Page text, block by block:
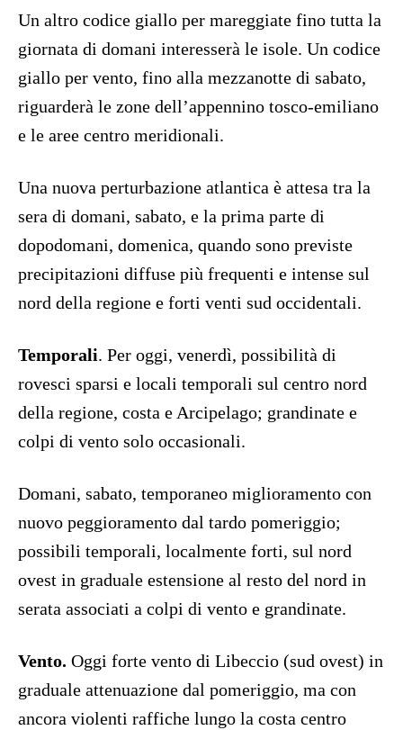
Un altro codice giallo per mareggiate fino tutta la
giornata di domani interesserà le isole. Un codice
giallo per vento, fino alla mezzanotte di sabato,
riguarderà le zone dell’appennino tosco-emiliano
e le aree centro meridionali.
Una nuova perturbazione atlantica è attesa tra la
sera di domani, sabato, e la prima parte di
dopodomani, domenica, quando sono previste
precipitazioni diffuse più frequenti e intense sul
nord della regione e forti venti sud occidentali.
Temporali. Per oggi, venerdì, possibilità di
rovesci sparsi e locali temporali sul centro nord
della regione, costa e Arcipelago; grandinate e
colpi di vento solo occasionali.
Domani, sabato, temporaneo miglioramento con
nuovo peggioramento dal tardo pomeriggio;
possibili temporali, localmente forti, sul nord
ovest in graduale estensione al resto del nord in
serata associati a colpi di vento e grandinate.
Vento. Oggi forte vento di Libeccio (sud ovest) in
graduale attenuazione dal pomeriggio, ma con
ancora violenti raffiche lungo la costa centro